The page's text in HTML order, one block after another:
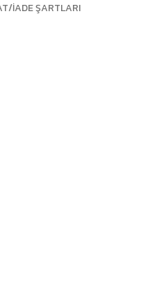
İADE ŞARTLARI